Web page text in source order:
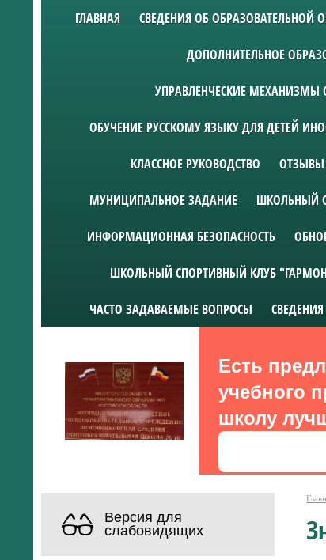
ГЛАВНАЯ СВЕДЕНИЯ ОБ ОБРАЗОВАТЕЛЬНОЙ
ДОПОЛНИТЕЛЬНОЕ
УПРАВЛЕНЧЕСКИЕ МЕХАНИЗМЫ
ОБУЧЕНИЕ РУССКОМУ ЯЗЫКУ ДЛЯ ДЕТЕЙ
КЛАССНОЕ РУКОВОДСТВО ОТЗЫВЫ
МУНИЦИПАЛЬНОЕ ЗАДАНИЕ ШКОЛЬНЫЙ
ИНФОРМАЦИОННАЯ БЕЗОПАСНОСТЬ
ШКОЛЬНЫЙ СПОРТИВНЫЙ КЛУБ
ЧАСТО ЗАДАВАЕМЫЕ ВОПРОСЫ
Есть
учебного
школу
Версия для
слабовидящих